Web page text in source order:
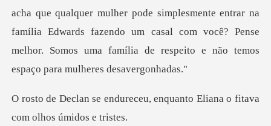
pode simplesmente entrar na
família Edwards fazendo um casal com você? Pense
melho
eu, enquanto Eliana o fitava